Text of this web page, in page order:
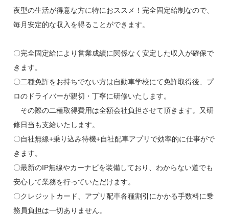
夜型の生活が得意な方に特におススメ！完全固定給制なので、
毎月安定的な収入を得ることができます。
〇完全固定給により営業成績に関係なく安定した収入が確保で
きます。
〇二種免許をお持ちでない方は自動車学校にて免許取得後、プ
ロのドライバーが親切・丁寧に研修いたします。
その際の二種取得費用は全額会社負担させて頂きます。又研
修日当も支給いたします。
〇自社無線+乗り込み待機+自社配車アプリで効率的に仕事がで
きます。
〇最新のIP無線やカーナビを装備しており、わからない道でも
安心して業務を行っていただけます。
〇クレジットカード、アプリ配車各種割引にかかる手数料に乗
務員負担は一切ありません。